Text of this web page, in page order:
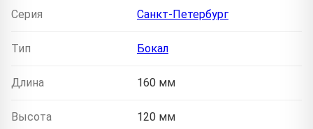
Серия Санкт-Петербург
Тип Бокал
Длина 160 мм
Высота 120 мм